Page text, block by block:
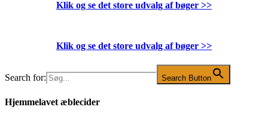
Klik og se det store udvalg af bøger >>
Klik og se det store udvalg af bøger >>
Search for: Search Button
Hjemmelavet æblecider